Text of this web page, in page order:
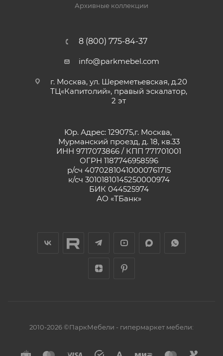
Архивные коллекции
8 (800) 775-84-37
info@parkmebel.com
г. Москва, ул. Шереметьевская, д.20
ТЦ«Капитолий», правый эскалатор,
2 эт
Юр. Адрес: 129075,г. Москва,
Мурманский проезд, д. 18, кв.33
ИНН 9717073866 / КПП 771701001
ОГРН 1187746958596
р/сч 40702810410000761715
к/сч 30101810145250000974
БИК 044525974
АО «ТБанк»
2010-2026 ©ПаркМебели - гипермаркет мебели: